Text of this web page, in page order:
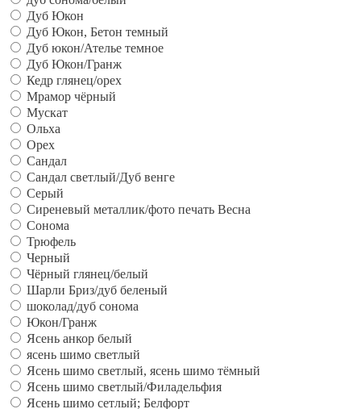
Дуб Юкон
Дуб Юкон, Бетон темный
Дуб юкон/Ателье темное
Дуб Юкон/Гранж
Кедр глянец/орех
Мрамор чёрный
Мускат
Ольха
Орех
Сандал
Сандал светлый/Дуб венге
Серый
Сиреневый металлик/фото печать Весна
Сонома
Трюфель
Черный
Чёрный глянец/белый
Шарли Бриз/дуб беленый
шоколад/дуб сонома
Юкон/Гранж
Ясень анкор белый
ясень шимо светлый
Ясень шимо светлый, ясень шимо тёмный
Ясень шимо светлый/Филадельфия
Ясень шимо сетлый; Белфорт